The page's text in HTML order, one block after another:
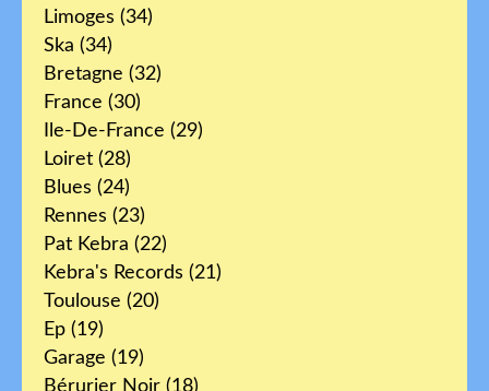
Limoges (34)
Ska (34)
Bretagne (32)
France (30)
Ile-De-France (29)
Loiret (28)
Blues (24)
Rennes (23)
Pat Kebra (22)
Kebra's Records (21)
Toulouse (20)
Ep (19)
Garage (19)
Bérurier Noir (18)